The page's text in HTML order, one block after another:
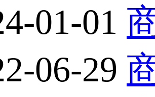
01-01
06-29